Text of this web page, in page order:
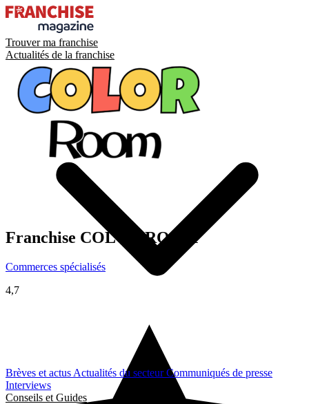
Trouver ma franchise
Actualités de la franchise
Brèves et actus Actualités du secteurCommuniqués de presse
Interviews
Conseils et Guides
Franchise COLOR ROOM
Commerces spécialisés
4,7